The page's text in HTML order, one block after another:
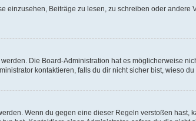
einzusehen, Beiträge zu lesen, zu schreiben oder
Die Board-Administration hat es möglicherweise
kontaktieren, falls du dir nicht sicher bist, wieso
Wenn du gegen eine dieser Regeln verstoßen